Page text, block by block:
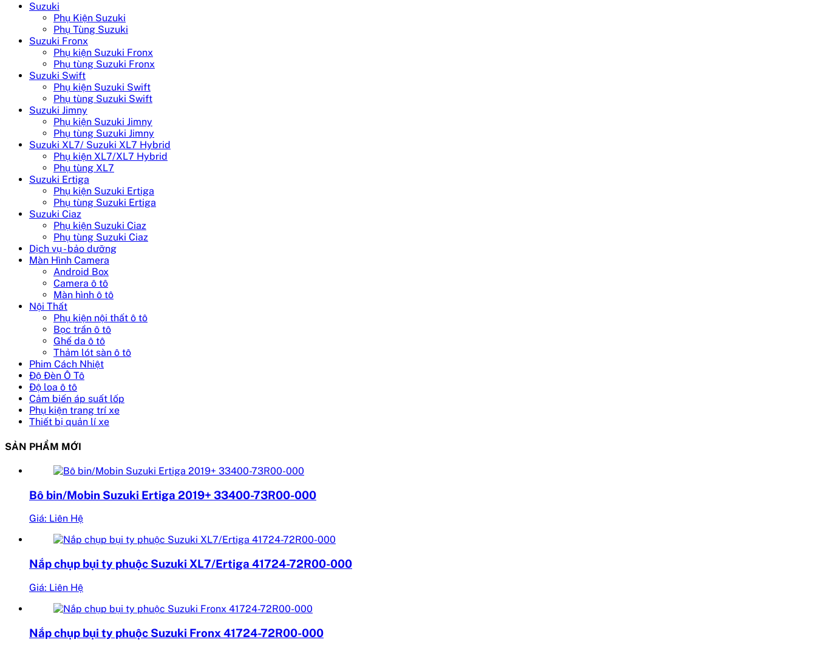
Suzuki
Phụ Kiện Suzuki
Phụ Tùng Suzuki
Suzuki Fronx
Phụ kiện Suzuki Fronx
Phụ tùng Suzuki Fronx
Suzuki Swift
Phụ kiện Suzuki Swift
Phụ tùng Suzuki Swift
Suzuki Jimny
Phụ kiện Suzuki Jimny
Phụ tùng Suzuki Jimny
Suzuki XL7/ Suzuki XL7 Hybrid
Phụ kiện XL7/XL7 Hybrid
Phụ tùng XL7
Suzuki Ertiga
Phụ kiện Suzuki Ertiga
Phụ tùng Suzuki Ertiga
Suzuki Ciaz
Phụ kiện Suzuki Ciaz
Phụ tùng Suzuki Ciaz
Dịch vụ - bảo dưỡng
Màn Hình Camera
Android Box
Camera ô tô
Màn hình ô tô
Nội Thất
Phụ kiện nội thất ô tô
Bọc trần ô tô
Ghế da ô tô
Thảm lót sàn ô tô
Phim Cách Nhiệt
Độ Đèn Ô Tô
Độ loa ô tô
Cảm biến áp suất lốp
Phụ kiện trang trí xe
Thiết bị quản lí xe
SẢN PHẨM MỚI
Bô bin/Mobin Suzuki Ertiga 2019+ 33400-73R00-000
Giá: Liên Hệ
Nắp chụp bụi ty phuộc Suzuki XL7/Ertiga 41724-72R00-000
Giá: Liên Hệ
Nắp chụp bụi ty phuộc Suzuki Fronx 41724-72R00-000